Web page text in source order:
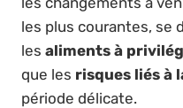
les plus courantes, se
les aliments à
que les risques liés à
période délicate.